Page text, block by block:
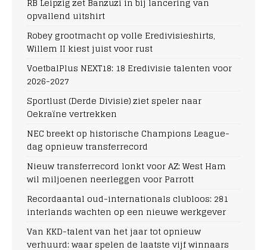
opvallend uitshirt
Robey grootmacht op volle Eredivisieshirts,
Willem II kiest juist voor rust
VoetbalPlus NEXT18: 18 Eredivisie talenten voor
2026-2027
Sportlust (Derde Divisie) ziet speler naar
Oekraïne vertrekken
NEC breekt op historische Champions League-
dag opnieuw transferrecord
Nieuw transferrecord lonkt voor AZ: West Ham
wil miljoenen neerleggen voor Parrott
Recordaantal oud-internationals clubloos: 281
interlands wachten op een nieuwe werkgever
Van KKD-talent van het jaar tot opnieuw
verhuurd: waar spelen de laatste vijf winnaars